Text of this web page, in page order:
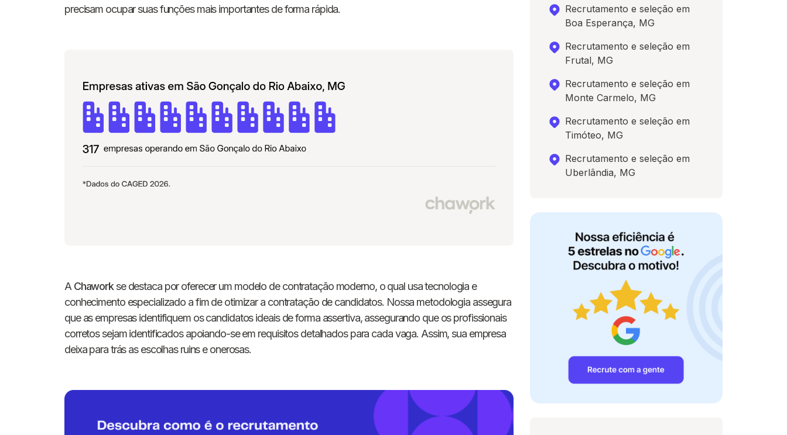
precisam ocupar suas funções mais importantes de forma rápida.
A Chaworkse destaca por oferecer um modelo de contratação moderno, o qual usa tecnologia e
conhecimento especializado a fim de otimizar a contratação de candidatos. Nossa metodologia assegura
que as empresas identifiquem os candidatos ideais de forma assertiva, assegurando que os profissionais
corretos sejam identificados apoiando-se em requisitos detalhados para cada vaga. Assim, sua empresa
deixa para trás as escolhas ruins e onerosas.
Recrutamento e seleção em
Boa Esperança, MG
Recrutamento e seleção em
Frutal, MG
Recrutamento e seleção em
Monte Carmelo, MG
Recrutamento e seleção em
Timóteo, MG
Recrutamento e seleção em
Uberlândia, MG